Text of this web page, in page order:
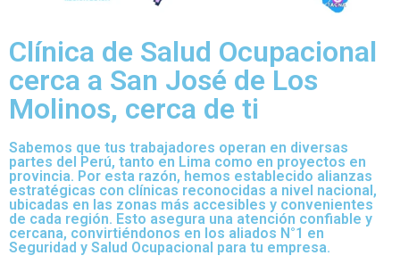
Clínica de Salud Ocupacional
cerca a San José de Los
Molinos, cerca de ti
Sabemos que tus trabajadores operan en diversas
partes del Perú, tanto en Lima como en proyectos en
provincia. Por esta razón, hemos establecido alianzas
estratégicas con clínicas reconocidas a nivel nacional,
ubicadas en las zonas más accesibles y convenientes
de cada región. Esto asegura una atención confiable y
cercana, convirtiéndonos en los aliados N°1 en
Seguridad y Salud Ocupacional para tu empresa.